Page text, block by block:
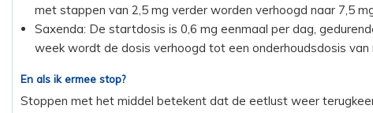
met stappen van 2,5 mg verder worden verhoogd naar 7,5
Saxenda: De startdosis is 0,6 mg eenmaal per dag,
week wordt de dosis verhoogd tot een onderhoudsdosis van
En als ik ermee stop?
Stoppen met het middel betekent dat de eetlust weer